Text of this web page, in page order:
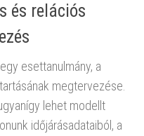
és relációs
esettanulmány, a
megtervezése.
lehet modellt
időjárásadataiból, a